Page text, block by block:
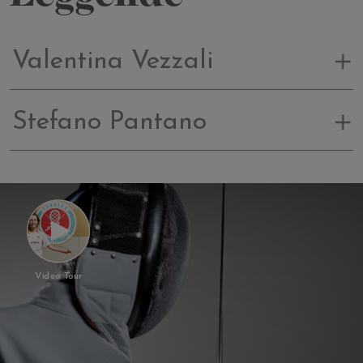
considerata una parte essenziale dell’addestramento
disciplina competitiva dove gli atleti combattono
seguendo precise regole e protocolli di sicurezza. Le
varianti includono la spada, il fioretto e il sciabola.
sull’accuratezza storica e sulla riproduzione di
tecniche di combattimento utilizzate in epoche
passate. Gli praticanti spesso studiano manuali antichi
e mettono in pratica tecniche di combattimento
tradizionali.
Scherma artistica
: Questa forma di scherma si
concentra sull’estetica e sulla performance teatrale,
spesso combinando movimenti di scherma con
coreografie e narrazioni artistiche.
Valentina Vezzali
Stefano Pantano
Video Tour